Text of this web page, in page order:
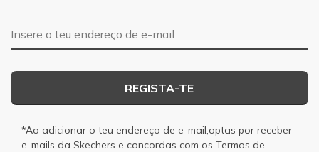
Endereço de e-mail
REGISTA-TE
*Ao adicionar o teu endereço de e-mail,optas por receber
e-mails da Skechers e concordas com os Termos de